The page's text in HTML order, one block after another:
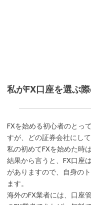
私がFX口座を選ぶ
FXを始める初心者のとっ
すが、どの証券会社にし
私の初めてFXを始めた時
結果から言うと、FX口座
がありますので、自身の
ます。
海外のFX業者には、口座